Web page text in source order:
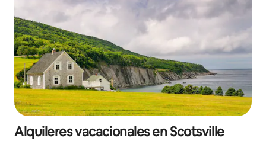
Alquileres vacacionales en Scotsville